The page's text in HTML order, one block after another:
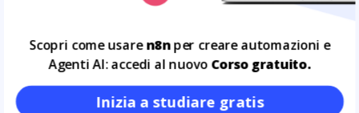
Scopri come usaren8nper creare automazioni e
Agenti AI: accedi al nuovo Corso gratuito.
Inizia a studiare gratis